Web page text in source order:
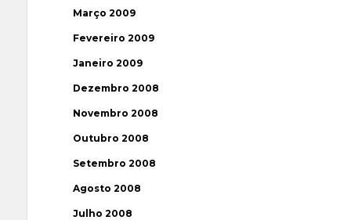
Março 2009
Fevereiro 2009
Janeiro 2009
Dezembro 2008
Novembro 2008
Outubro 2008
Setembro 2008
Agosto 2008
Julho 2008